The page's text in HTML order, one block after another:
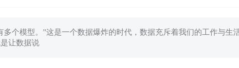
多个模型。”这是一个数据爆炸的时代，数据充斥着我们的工作与生
让数据说